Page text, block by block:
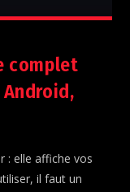
complet
: elle affiche vos
il faut un